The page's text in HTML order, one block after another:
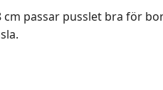
cm passar pusslet bra för